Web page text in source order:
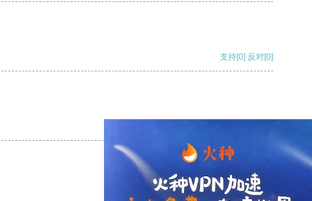
支持[0] 反对[0]
支持 [0] 反对 [0]